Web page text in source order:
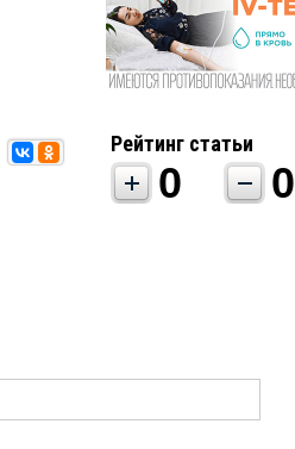
Рейтинг статьи
0 0